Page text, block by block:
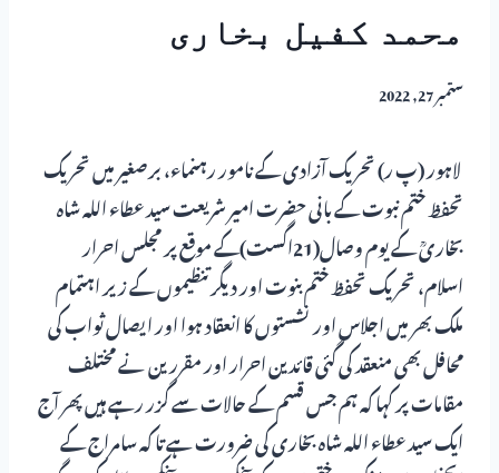
محمد کفیل بخاری
ستمبر 27, 2022
لاہور (پ ر) تحریک آزادی کے نامور رہنماء، برصغیر میں تحریک
تحفظ ختم نبوت کے بانی حضرت امیر شریعت سید عطاء اللہ شاہ
بخاریؒ کے یوم وصال(21اگست)کے موقع پر مجلس احرار
اسلام، تحریک تحفظ ختم بنوت اور دیگر تنظیموں کے زیر اہتمام
ملک بھر میں اجلاس اور نشستوں کا انعقاد ہوا اور ایصال ثواب کی
محافل بھی منعقد کی گئی قائدین احرار اور مقررین نے مختلف
مقامات پر کہا کہ ہم جس قسم کے حالات سے گزر رہے ہیں پھر آج
ایک سید عطاء اللہ شاہ بخاری کی ضرورت ہے تا کہ سامراج کے